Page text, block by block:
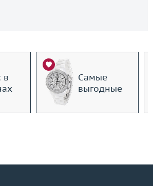
в
Самые
выгодные